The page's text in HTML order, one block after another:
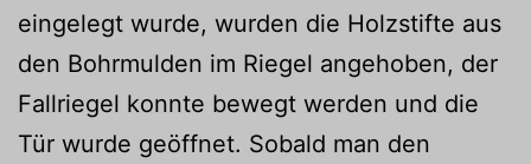
eingelegt wurde, wurden die Holzstifte aus
den Bohrmulden im Riegel angehoben, der
Fallriegel konnte bewegt werden und die
Tür wurde geöffnet. Sobald man den